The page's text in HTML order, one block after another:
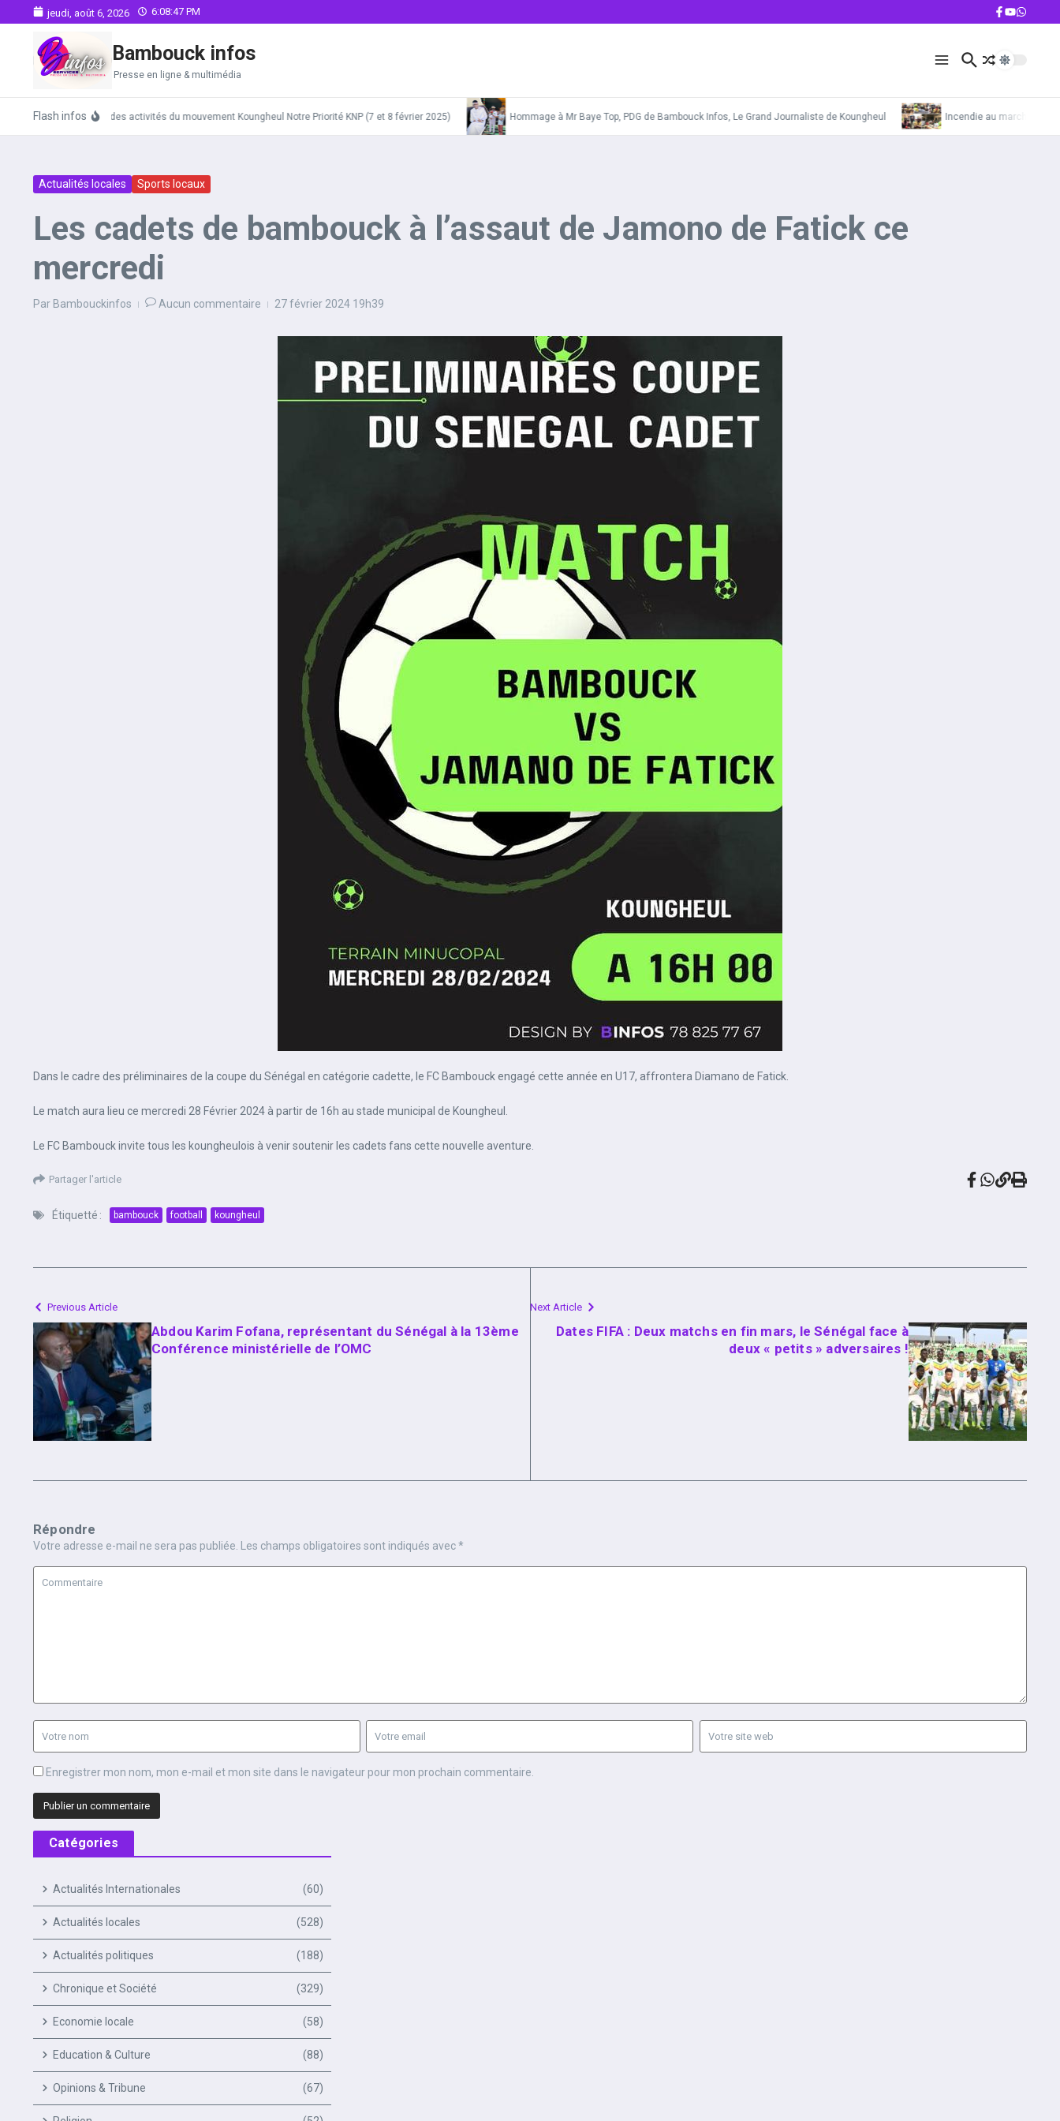
Aller au contenujeudi, août 6, 2026 6:08:48 PM
Bambouck infos
Presse en ligne & multimédia
Flash infos
Lancement des activités du mouvement Koungheul Notre Priorité KNP (7 et 8 février 2025) Hommage à Mr Baye Top, PDG de Bambouck Infos, Le Grand Journaliste de Koungheul Incendie au marché de
Actualités locales Sports locaux
Les cadets de bambouck à l’assaut de Jamono de Fatick ce
mercredi
Par Bambouckinfos Aucun commentaire 27 février 2024 19h39
Dans le cadre des préliminaires de la coupe du Sénégal en catégorie cadette, le FC Bambouck engagé cette année en U17, affrontera Diamano de Fatick.
Le match aura lieu ce mercredi 28 Février 2024 à partir de 16h au stade municipal de Koungheul.
Le FC Bambouck invite tous les koungheulois à venir soutenir les cadets fans cette nouvelle aventure.
Partager l'article
Étiquetté : bambouck football koungheul
Previous Article
Abdou Karim Fofana, représentant du Sénégal à la 13ème
Conférence ministérielle de l’OMC
Next Article
Dates FIFA : Deux matchs en fin mars, le Sénégal face à
deux « petits » adversaires !
Répondre
Votre adresse e-mail ne sera pas publiée. Les champs obligatoires sont indiqués avec*
Enregistrer mon nom, mon e-mail et mon site dans le navigateur pour mon prochain commentaire.
Catégories
Actualités Internationales (60)
Actualités locales (528)
Actualités politiques (188)
Chronique et Société (329)
Economie locale (58)
Education & Culture (88)
Opinions & Tribune (67)